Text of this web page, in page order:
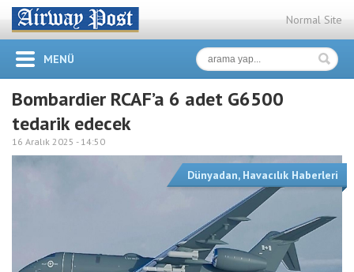
Normal Site
MENÜ
Bombardier RCAF’a 6 adet G6500
tedarik edecek
16 Aralık 2025 - 14:50
Dünyadan, Havacılık Haberleri